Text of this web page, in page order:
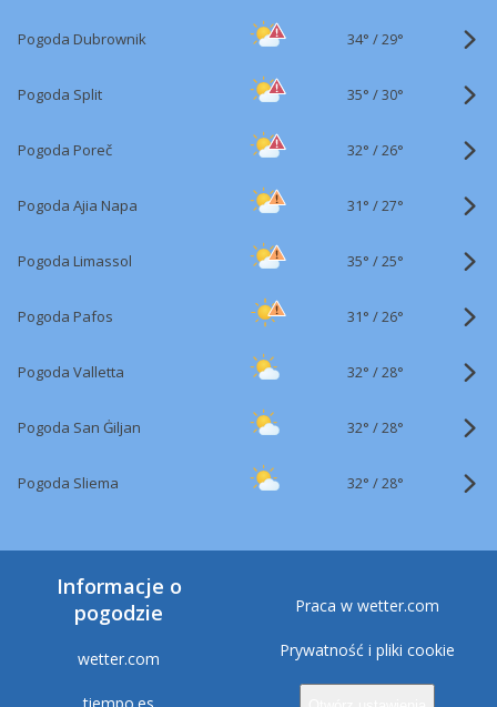
Pogoda Dubrownik 34° /29°
Pogoda Split 35° /30°
Pogoda Poreč 32° /26°
Pogoda Ajia Napa 31° /27°
Pogoda Limassol 35° /25°
Pogoda Pafos 31° /26°
Pogoda Valletta 32° /28°
Pogoda San Ġiljan 32° /28°
Pogoda Sliema 32° /28°
Informacje o
pogodzie
wetter.com
Praca w wetter.com
Prywatność i pliki cookie